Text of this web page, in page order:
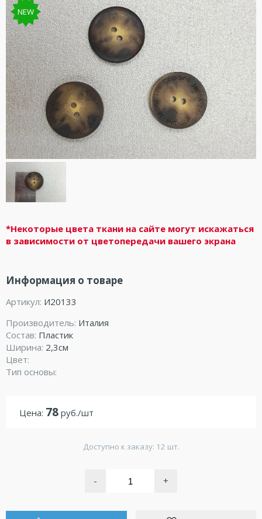
NEW
*Некоторые цвета ткани на сайте могут искажаться
в зависимости от цветопередачи вашего экрана
Информация о товаре
Артикул: И20133
Производитель: Италия
Состав: Пластик
Ширина: 2,3см
Цвет:
Тип основы:
Цена: 78руб./шт
Доступно к заказу: 12 шт.
- +